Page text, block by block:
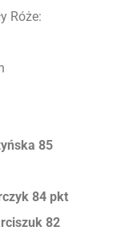
Róże:
85
84 pkt
82